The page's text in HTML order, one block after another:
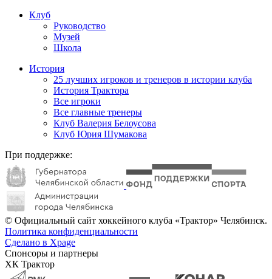
Клуб
Руководство
Музей
Школа
История
25 лучших игроков и тренеров в истории клуба
История Трактора
Все игроки
Все главные тренеры
Клуб Валерия Белоусова
Клуб Юрия Шумакова
При поддержке:
© Официальный сайт хоккейного клуба «Трактор» Челябинск.
Политика конфиденциальности
Сделано в Xpage
Спонсоры и партнеры
ХК Трактор